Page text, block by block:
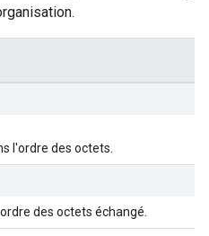
l'ordre des octets.
des octets échangé.